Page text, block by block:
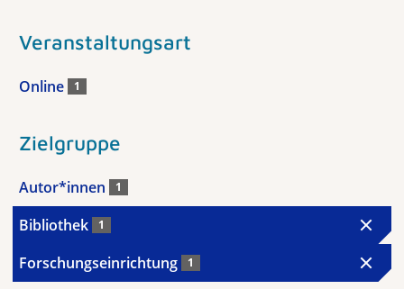
Veranstaltungsart
Online 1
Zielgruppe
Autor*innen 1
Bibliothek 1
Forschungseinrichtung 1